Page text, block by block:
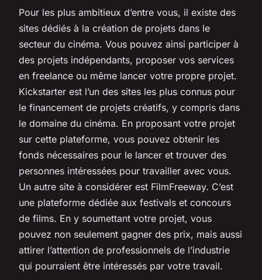
Pour les plus ambitieux d’entre vous, il existe des
sites dédiés à la création de projets dans le
secteur du cinéma. Vous pouvez ainsi participer à
des projets indépendants, proposer vos services
en freelance ou même lancer votre propre projet.
Kickstarter est l’un des sites les plus connus pour
le financement de projets créatifs, y compris dans
le domaine du cinéma. En proposant votre projet
sur cette plateforme, vous pouvez obtenir les
fonds nécessaires pour le lancer et trouver des
personnes intéressées pour travailler avec vous.
Un autre site à considérer est FilmFreeway. C’est
une plateforme dédiée aux festivals et concours
de films. En y soumettant votre projet, vous
pouvez non seulement gagner des prix, mais aussi
attirer l’attention de professionnels de l’industrie
qui pourraient être intéressés par votre travail.